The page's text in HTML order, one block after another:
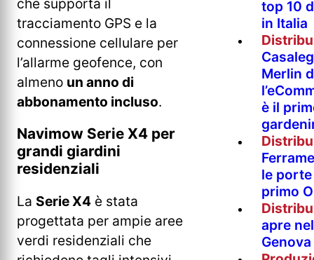
che supporta il
tracciamento GPS e la
connessione cellulare per
l’allarme geofence, con
almeno un anno di
abbonamento incluso.
Navimow Serie X4 per
grandi giardini
residenziali
La Serie X4 è stata
progettata per ampie aree
verdi residenziali che
top 10
in Italia
Merlin
è il
le
primo
apre
Genova